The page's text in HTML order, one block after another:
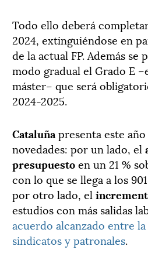
Todo ello deberá
2024, extinguiéndose en
de la actual FP. Además se
modo gradual el Grado E
máster– que será
2024-2025.
Cataluña presenta este
novedades: por un lado, el
presupuestoen un 21 %
con lo que se llega a los
por otro lado, el
estudios con más salidas
acuerdo alcanzado entre
sindicatos y patronales.